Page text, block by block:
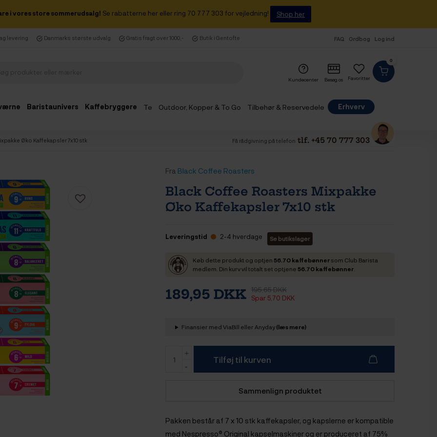
i vores store sommerudsalg! Se rabatterne her eller ring 70 777 303 for vejledning! Shop her
levering Danmarks største udvalg Gratis fragt over 1000,- Butik i Gentofte FAQ Ordbog Log ind
0
Favoritter
Kundecenter Besøg os
Baristaunivers Kaffebryggere Te Outdoor, Kopper & To Go Tilbehør & Reservedele
Erhverv
Øko Kaffekapsler 7x10 stk Få rådgivning på telefon tlf. +45 70 777 303
Fra Black Coffee Roasters
Black Coffee Roasters Mixpakke
Øko Kaffekapsler 7x10 stk
Leveringstid 2-4 hverdage Se butikslager
Køb dette produkt og optjen 56.70 kaffebønnersom Club Barista
medlem. Din kurv vil totalt set optjene 56.70 kaffebønner
189,95 DKK 195,65 DKK
Spar 5,70 DKK
Finansier med ViaBill eller Anyday(læs mere)
Tilføj til kurven
Sammenlign produktet
Pakken består af 7 x 10 stk kaffekapsler, og kapslerne er kompatible
med Nespresso® Original kapselmaskiner og er produceret af 75%